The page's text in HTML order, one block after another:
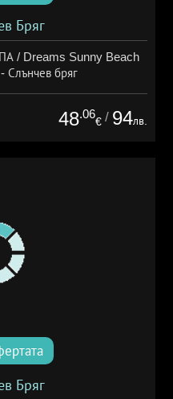
Бряг
/ Dreams Sunny Beach
Слънчев бряг
48.06
€ / 94лв.
Бряг